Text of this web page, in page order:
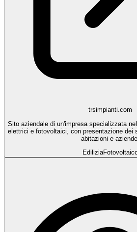
trsimpianti.com
Sito aziendale di un'impresa specializzata
elettrici e fotovoltaici, con presentazione dei
abitazioni e aziende.
Edilizia